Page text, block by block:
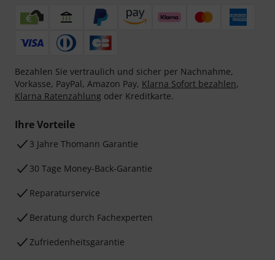
Bezahlen Sie vertraulich und sicher per Nachnahme,
Vorkasse, PayPal, Amazon Pay, Klarna Sofort bezahlen,
Klarna Ratenzahlung oder Kreditkarte.
Ihre Vorteile
3 Jahre Thomann Garantie
30 Tage Money-Back-Garantie
Reparaturservice
Beratung durch Fachexperten
Zufriedenheitsgarantie